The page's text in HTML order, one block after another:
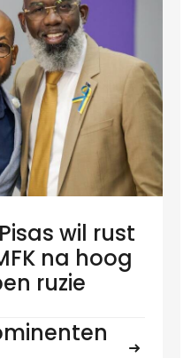
wil rust
na hoog
ruzie